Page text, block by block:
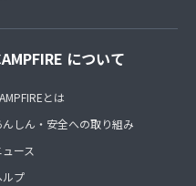
について
とは
んしん・安全への取り組み
ュース
ルプ